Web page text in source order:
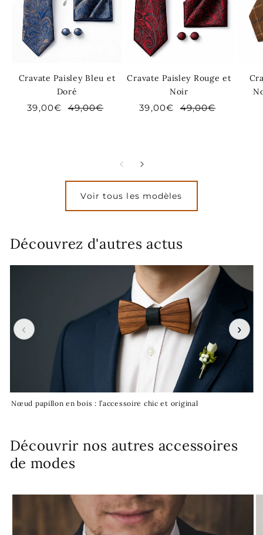
Cravate Paisley Bleu et
Doré
Prix
39,00€
Prix
49,00€
Cravate Paisley Rouge et
Noir
Prix
39,00€
Prix
49,00€
Voir tous les modèles
Découvrez d'autres actus
‹ ›
Nœud papillon en bois : l’accessoire chic et original
Découvrir nos autres accessoires
de modes